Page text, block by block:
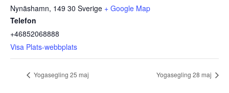
Nynäshamn, 149 30 Sverige + Google Map
Telefon
+46852068888
Visa Plats-webbplats
Yogasegling 25 maj Yogasegling 28 maj